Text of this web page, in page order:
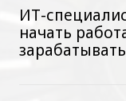
ИТ-
начать